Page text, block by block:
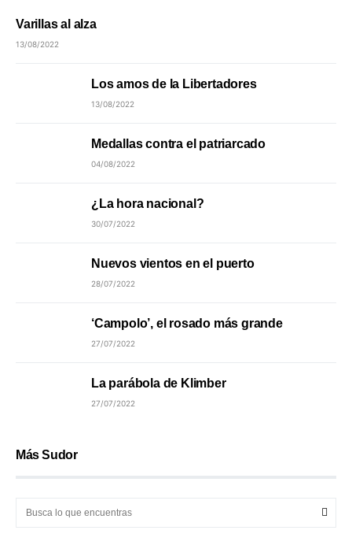
Varillas al alza
13/08/2022
Los amos de la Libertadores
13/08/2022
Medallas contra el patriarcado
04/08/2022
¿La hora nacional?
30/07/2022
Nuevos vientos en el puerto
28/07/2022
‘Campolo’, el rosado más grande
27/07/2022
La parábola de Klimber
27/07/2022
Más Sudor